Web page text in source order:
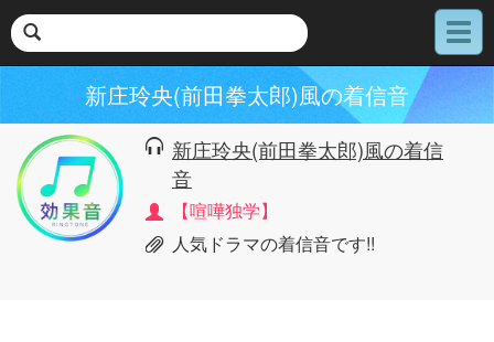
メ
ニ
新庄玲央(前田拳太郎)風の着信音
新庄玲央(前田拳太郎)風の着信
音
【喧嘩独学】
人気ドラマの着信音です!!